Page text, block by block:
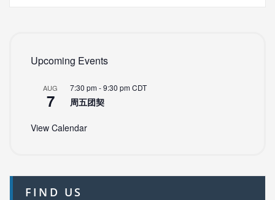
Upcoming Events
AUG
7
7:30 pm-9:30 pmCDT
周五团契
View Calendar
FIND US